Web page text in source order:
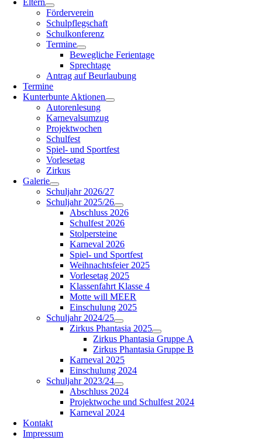
Eltern
Förderverein
Schulpflegschaft
Schulkonferenz
Termine
Bewegliche Ferientage
Sprechtage
Antrag auf Beurlaubung
Termine
Kunterbunte Aktionen
Autorenlesung
Karnevalsumzug
Projektwochen
Schulfest
Spiel- und Sportfest
Vorlesetag
Zirkus
Galerie
Schuljahr 2026/27
Schuljahr 2025/26
Abschluss 2026
Schulfest 2026
Stolpersteine
Karneval 2026
Spiel- und Sportfest
Weihnachtsfeier 2025
Vorlesetag 2025
Klassenfahrt Klasse 4
Motte will MEER
Einschulung 2025
Schuljahr 2024/25
Zirkus Phantasia 2025
Zirkus Phantasia Gruppe A
Zirkus Phantasia Gruppe B
Karneval 2025
Einschulung 2024
Schuljahr 2023/24
Abschluss 2024
Projektwoche und Schulfest 2024
Karneval 2024
Kontakt
Impressum